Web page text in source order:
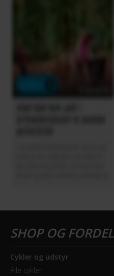
Cykler og udstyr
Alle cykler